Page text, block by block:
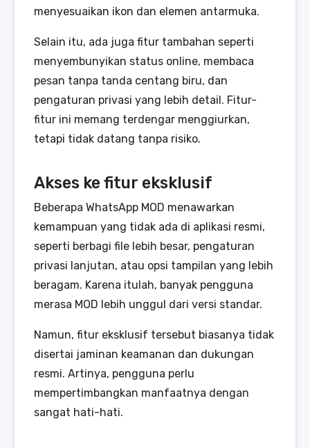
menyesuaikan ikon dan elemen antarmuka.
Selain itu, ada juga fitur tambahan seperti
menyembunyikan status online, membaca
pesan tanpa tanda centang biru, dan
pengaturan privasi yang lebih detail. Fitur-
fitur ini memang terdengar menggiurkan,
tetapi tidak datang tanpa risiko.
Akses ke fitur eksklusif
Beberapa WhatsApp MOD menawarkan
kemampuan yang tidak ada di aplikasi resmi,
seperti berbagi file lebih besar, pengaturan
privasi lanjutan, atau opsi tampilan yang lebih
beragam. Karena itulah, banyak pengguna
merasa MOD lebih unggul dari versi standar.
Namun, fitur eksklusif tersebut biasanya tidak
disertai jaminan keamanan dan dukungan
resmi. Artinya, pengguna perlu
mempertimbangkan manfaatnya dengan
sangat hati-hati.